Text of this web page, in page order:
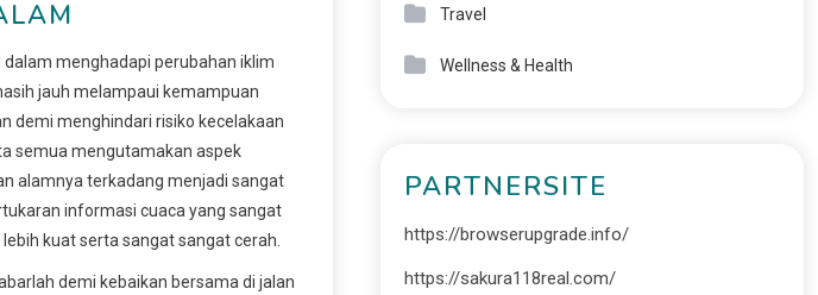
menghadapi perubahan iklim
jauh melampaui kemampuan
demi menghindari risiko kecelakaan
semua mengutamakan aspek
alamnya terkadang menjadi sangat
informasi cuaca yang sangat
kuat serta sangat sangat cerah.
demi kebaikan bersama di jalan
Travel
Wellness & Health
PARTNERSITE
https://browserupgrade.info/
https://sakura118real.com/